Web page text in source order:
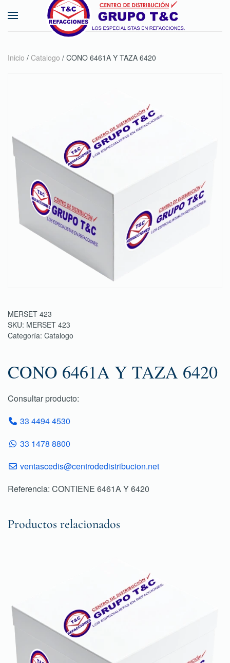
Skip to main content
Inicio / Catalogo / CONO 6461A Y TAZA 6420
MERSET 423
SKU: MERSET 423
Categoría: Catalogo
CONO 6461A Y TAZA 6420
Consultar producto:
33 4494 4530
33 1478 8800
ventascedis@centrodedistribucion.net
Referencia: CONTIENE 6461A Y 6420
Productos relacionados